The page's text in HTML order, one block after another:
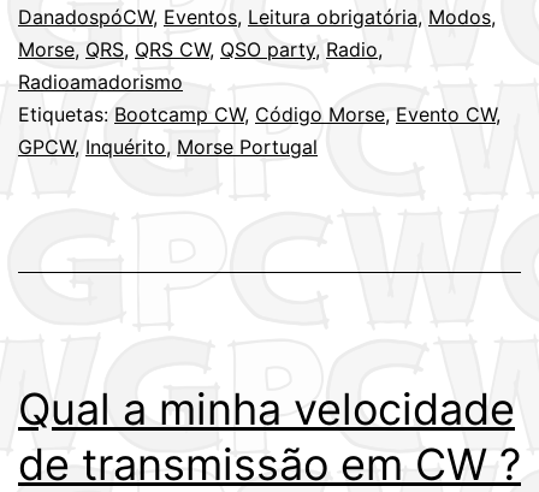
DanadospóCW, Eventos, Leitura obrigatória, Modos,
Morse, QRS, QRS CW, QSO party, Radio,
Radioamadorismo
Etiquetas: Bootcamp CW, Código Morse, Evento CW,
GPCW, Inquérito, Morse Portugal
Qual a minha velocidade
de transmissão em CW ?